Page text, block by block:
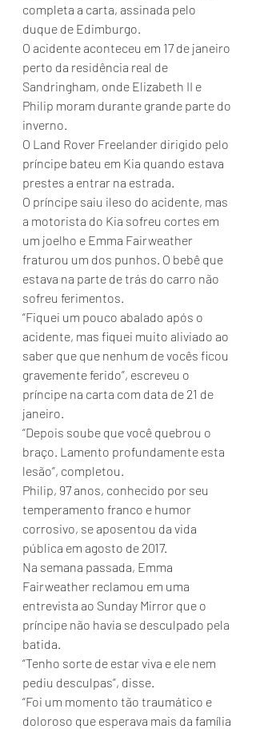
completa a carta, assinada pelo
duque de Edimburgo.
O acidente aconteceu em 17 de janeiro
perto da residência real de
Sandringham, onde Elizabeth II e
Philip moram durante grande parte do
inverno.
O Land Rover Freelander dirigido pelo
príncipe bateu em Kia quando estava
prestes a entrar na estrada.
O príncipe saiu ileso do acidente, mas
a motorista do Kia sofreu cortes em
um joelho e Emma Fairweather
fraturou um dos punhos. O bebê que
estava na parte de trás do carro não
sofreu ferimentos.
“Fiquei um pouco abalado após o
acidente, mas fiquei muito aliviado ao
saber que que nenhum de vocês ficou
gravemente ferido”, escreveu o
príncipe na carta com data de 21 de
janeiro.
“Depois soube que você quebrou o
braço. Lamento profundamente esta
lesão”, completou.
Philip, 97 anos, conhecido por seu
temperamento franco e humor
corrosivo, se aposentou da vida
pública em agosto de 2017.
Na semana passada, Emma
Fairweather reclamou em uma
entrevista ao Sunday Mirror que o
príncipe não havia se desculpado pela
batida.
“Tenho sorte de estar viva e ele nem
pediu desculpas”, disse.
“Foi um momento tão traumático e
doloroso que esperava mais da família